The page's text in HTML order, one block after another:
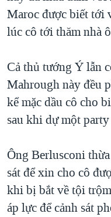
Maroc được biết tới
lúc cô tới thăm nhà
Cả thủ tướng Ý lẫn
Mahrough này đều
kể mặc dầu cô cho
sau khi dự một
Ông Berlusconi
sát để xin cho cô
khi bị bắt về tội
áp lực để cảnh sát